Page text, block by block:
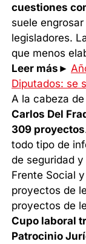
cuestiones
suele
legisladores.
que menos
Leer más►
Diputados: se
A la cabeza
Carlos Del
309 proyectos
todo tipo de
de seguridad
Frente Social
proyectos de
proyectos de
Cupo laboral
Patrocinio